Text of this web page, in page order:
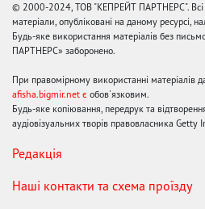
© 2000-2024, ТОВ "КЕПРЕЙТ ПАРТНЕРС". Всі
матеріали, опубліковані на даному
Будь-яке використання матеріалів без
ПАРТНЕРС» заборонено.
При правомірному використанні матеріалів
afisha.bigmir.net є обов'язковим.
Будь-яке копіювання, передрук та
аудіовізуальних творів правовласника Getty
Редакція
Наші контакти та схема проїзду